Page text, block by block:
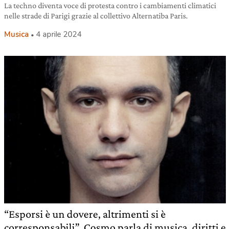
La techno diventa voce di protesta contro i cambiamenti climatici
nelle strade di Parigi grazie al collettivo Alternatiba Paris.
Musica 4 aprile 2024
“Esporsi è un dovere, altrimenti si è